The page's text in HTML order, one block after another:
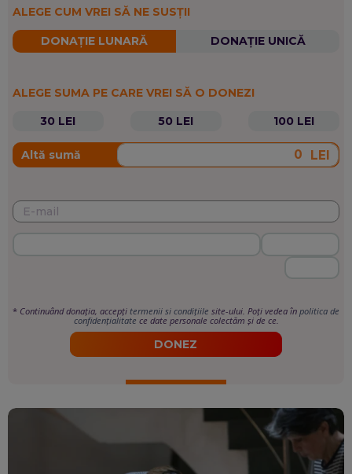
ALEGE CUM VREI SĂ NE SUSȚII
DONAȚIE LUNARĂ DONAȚIE UNICĂ
ALEGE SUMA PE CARE VREI SĂ O DONEZI
30 LEI
50 LEI 100 LEI
Altă sumă LEI
* Continuând donația, accepți termenii si condițiile site-ului. Poți vedea în politica de
confidențialitate ce date personale colectăm și de ce.
DONEZ